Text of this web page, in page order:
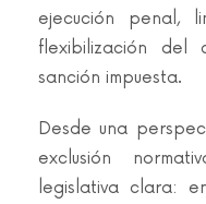
ejecución penal,
flexibilización del
sanción impuesta.
Desde una
exclusión
legislativa clara: